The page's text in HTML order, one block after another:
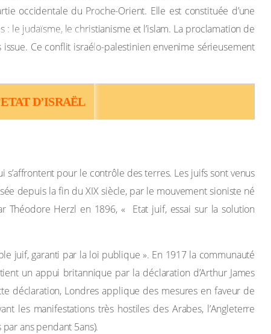
occidentale du Proche-Orient. Elle est constituée d’une
le judaïsme, le christianisme et l’islam. La proclamation de
Ce conflit israélo-palestinien envenime sérieusement
D’ISRAËL
pour le contrôle des terres. Les juifs sont venus
depuis la fin du XIX siècle, par le mouvement sioniste né
Théodore Herzl en 1896, « Etat juif, essai sur la solution
juif, garanti par la loi publique ». En 1917 la communauté
un appui britannique par la déclaration d’Arthur James
déclaration, Londres applique des mesures en faveur de
les manifestations très hostiles des Arabes, l’Angleterre
ans pendant 5ans).